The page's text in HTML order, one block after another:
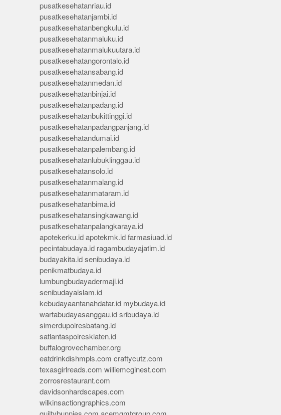
pusatkesehatanriau.id
pusatkesehatanjambi.id
pusatkesehatanbengkulu.id
pusatkesehatanmaluku.id
pusatkesehatanmalukuutara.id
pusatkesehatangorontalo.id
pusatkesehatansabang.id
pusatkesehatanmedan.id
pusatkesehatanbinjai.id
pusatkesehatanpadang.id
pusatkesehatanbukittinggi.id
pusatkesehatanpadangpanjang.id
pusatkesehatandumai.id
pusatkesehatanpalembang.id
pusatkesehatanlubuklinggau.id
pusatkesehatansolo.id
pusatkesehatanmalang.id
pusatkesehatanmataram.id
pusatkesehatanbima.id
pusatkesehatansingkawang.id
pusatkesehatanpalangkaraya.id
apotekerku.id apotekmk.id farmasiuad.id
pecintabudaya.id ragambudayajatim.id
budayakita.id senibudaya.id
penikmatbudaya.id
lumbungbudayadermaji.id
senibudayaislam.id
kebudayaantanahdatar.id mybudaya.id
wartabudayasanggau.id sribudaya.id
simerdupolresbatang.id
satlantaspolresklaten.id
buffalogrovechamber.org
eatdrinkdishmpls.com craftycutz.com
texasgirlreads.com williemcginest.com
zorrosrestaurant.com
davidsonhardscapes.com
wilkinsactiongraphics.com